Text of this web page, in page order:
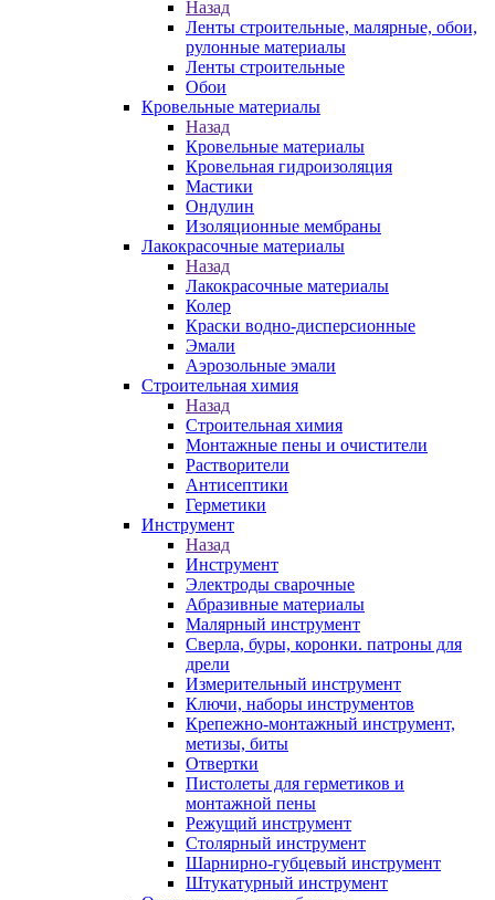
Назад
Ленты строительные, малярные, обои,
рулонные материалы
Ленты строительные
Обои
Кровельные материалы
Назад
Кровельные материалы
Кровельная гидроизоляция
Мастики
Ондулин
Изоляционные мембраны
Лакокрасочные материалы
Назад
Лакокрасочные материалы
Колер
Краски водно-дисперсионные
Эмали
Аэрозольные эмали
Строительная химия
Назад
Строительная химия
Монтажные пены и очистители
Растворители
Антисептики
Герметики
Инструмент
Назад
Инструмент
Электроды сварочные
Абразивные материалы
Малярный инструмент
Сверла, буры, коронки. патроны для
дрели
Измерительный инструмент
Ключи, наборы инструментов
Крепежно-монтажный инструмент,
метизы, биты
Отвертки
Пистолеты для герметиков и
монтажной пены
Режущий инструмент
Столярный инструмент
Шарнирно-губцевый инструмент
Штукатурный инструмент